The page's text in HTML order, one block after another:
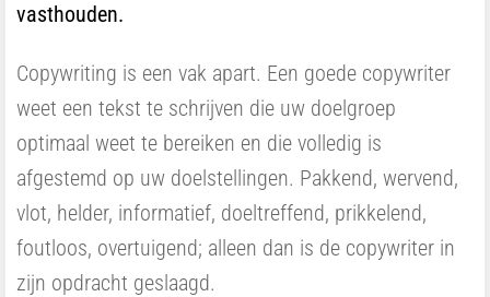
vasthouden.
Copywriting is een vak apart. Een goede copywriter
weet een tekst te schrijven die uw doelgroep
optimaal weet te bereiken en die volledig is
afgestemd op uw doelstellingen. Pakkend, wervend,
vlot, helder, informatief, doeltreffend, prikkelend,
foutloos, overtuigend; alleen dan is de copywriter in
zijn opdracht geslaagd.